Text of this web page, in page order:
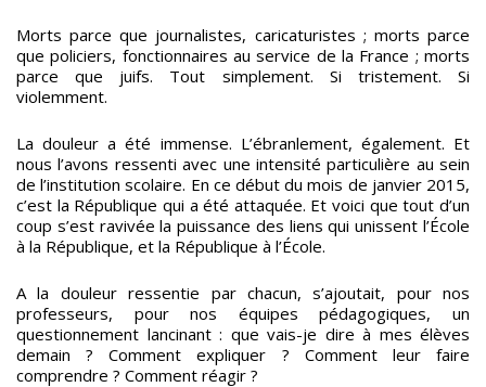
Morts parce que journalistes, caricaturistes ; morts parce
que policiers, fonctionnaires au service de la France ; morts
parce que juifs. Tout simplement. Si tristement. Si
violemment.
La douleur a été immense. L’ébranlement, également. Et
nous l’avons ressenti avec une intensité particulière au sein
de l’institution scolaire. En ce début du mois de janvier 2015,
c’est la République qui a été attaquée. Et voici que tout d’un
coup s’est ravivée la puissance des liens qui unissent l’École
à la République, et la République à l’École.
A la douleur ressentie par chacun, s’ajoutait, pour nos
professeurs, pour nos équipes pédagogiques, un
questionnement lancinant : que vais-je dire à mes élèves
demain ? Comment expliquer ? Comment leur faire
comprendre ? Comment réagir ?